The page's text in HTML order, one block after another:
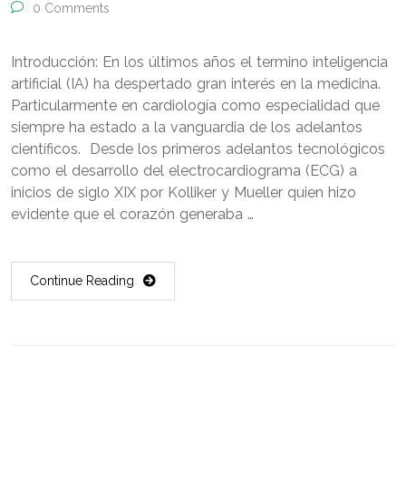
0 Comments
Introducción: En los últimos años el termino inteligencia
artificial (IA) ha despertado gran interés en la medicina.
Particularmente en cardiología como especialidad que
siempre ha estado a la vanguardia de los adelantos
científicos. Desde los primeros adelantos tecnológicos
como el desarrollo del electrocardiograma (ECG) a
inicios de siglo XIX por Kolliker y Mueller quien hizo
evidente que el corazón generaba …
Continue Reading